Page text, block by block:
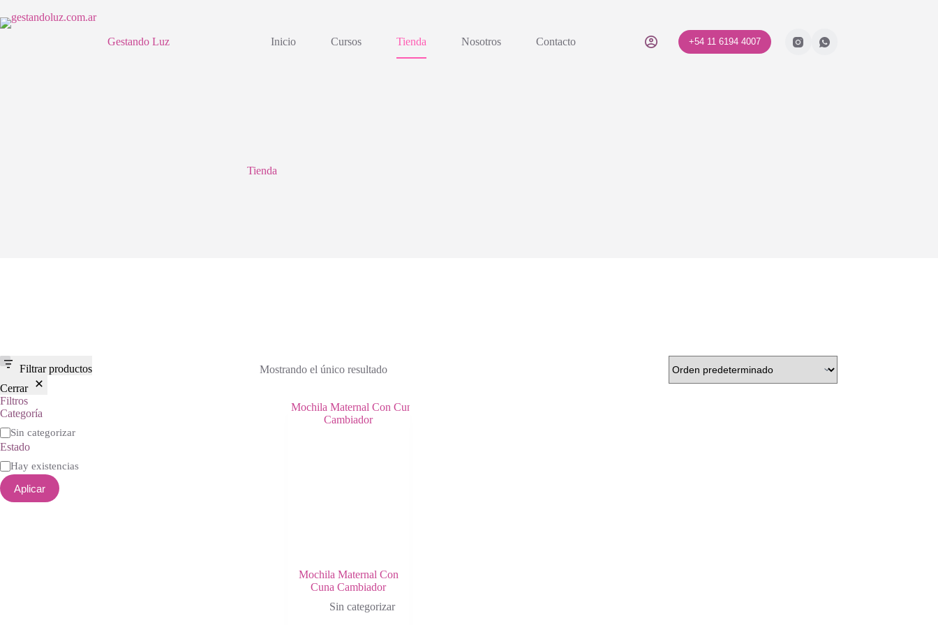
al
contenido
Gestando Luz
Inicio Cursos Tienda Nosotros Contacto +54 11 6194 4007
Tienda
Mostrando el único resultado
Mochila Maternal Con
Cuna Cambiador
Sin categorizar
Filtrar productos
Cerrar
Filtros
Categoría
Categoría
Sin categorizar
Estado
Estado
Hay existencias
Aplicar